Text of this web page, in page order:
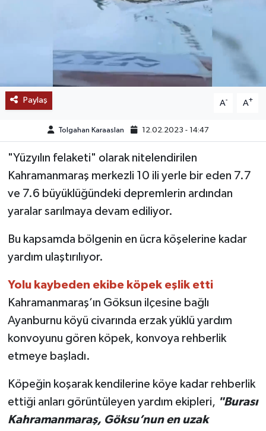
Paylaş A- A+
Tolgahan Karaaslan 12.02.2023 - 14:47
"Yüzyılın felaketi" olarak nitelendirilen
Kahramanmaraş merkezli 10 ili yerle bir eden 7.7
ve 7.6 büyüklüğündeki depremlerin ardından
yaralar sarılmaya devam ediliyor.
Bu kapsamda bölgenin en ücra köşelerine kadar
yardım ulaştırılıyor.
Yolu kaybeden ekibe köpek eşlik etti
Kahramanmaraş’ın Göksun ilçesine bağlı
Ayanburnu köyü civarında erzak yüklü yardım
konvoyunu gören köpek, konvoya rehberlik
etmeye başladı.
Köpeğin koşarak kendilerine köye kadar rehberlik
ettiği anları görüntüleyen yardım ekipleri, "Burası
Kahramanmaraş, Göksu’nun en uzak
KEŞFET
POPÜLER
DÜNYA
TREND
OTOMOTİV
TEKNOLOJİ
KÜLTÜR SANAT